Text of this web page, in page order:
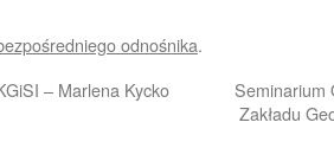
odnośnika.
– Marlena Kycko
Seminarium
Zakładu